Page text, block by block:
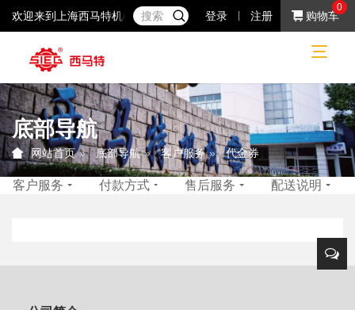
欢迎来到上海西马特机械制造有限公司！37年专注于小机床产品的研
登录 注册 购物车
0
底部导航
网站首页 底部导航 客户服务 代金券
客户服务 付款方式 售后服务 配送说明